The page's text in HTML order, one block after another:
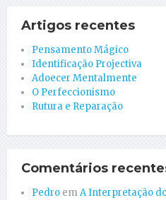
Artigos recentes
Pensamento Mágico
Identificação Projectiva
Adoecer Mentalmente
O Perfeccionismo
Rutura e Reparação
Comentários
Pedro emA Interpretação